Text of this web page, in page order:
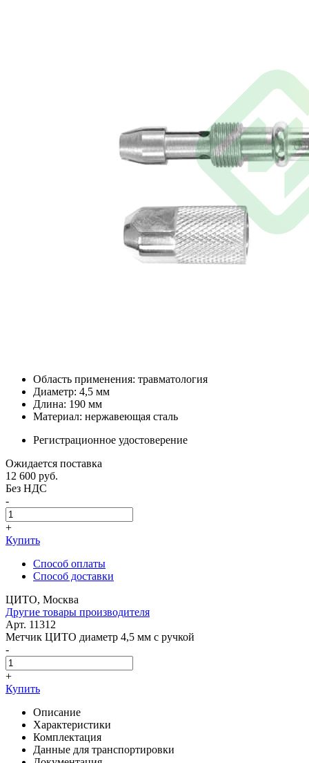
Область применения: травматология
Диаметр: 4,5 мм
Длина: 190 мм
Материал: нержавеющая сталь
Регистрационное удостоверение
Ожидается поставка
12 600 руб.
Без НДС
-
+
Купить
Способ оплаты
Способ доставки
ЦИТО, Москва
Другие товары производителя
Арт. 11312
Метчик ЦИТО диаметр 4,5 мм с ручкой
-
+
Купить
Описание
Характеристики
Комплектация
Данные для транспортировки